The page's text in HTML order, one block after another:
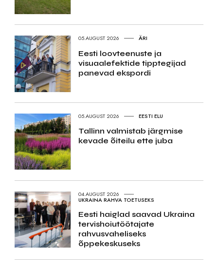
05.AUGUST 2026 ÄRI
Eesti loovteenuste ja
visuaalefektide tipptegijad
panevad ekspordi
05.AUGUST 2026 EESTI ELU
Tallinn valmistab järgmise
kevade õiteilu ette juba
04.AUGUST 2026
UKRAINA RAHVA TOETUSEKS
Eesti haiglad saavad Ukraina
tervishoiutöötajate
rahvusvaheliseks
õppekeskuseks